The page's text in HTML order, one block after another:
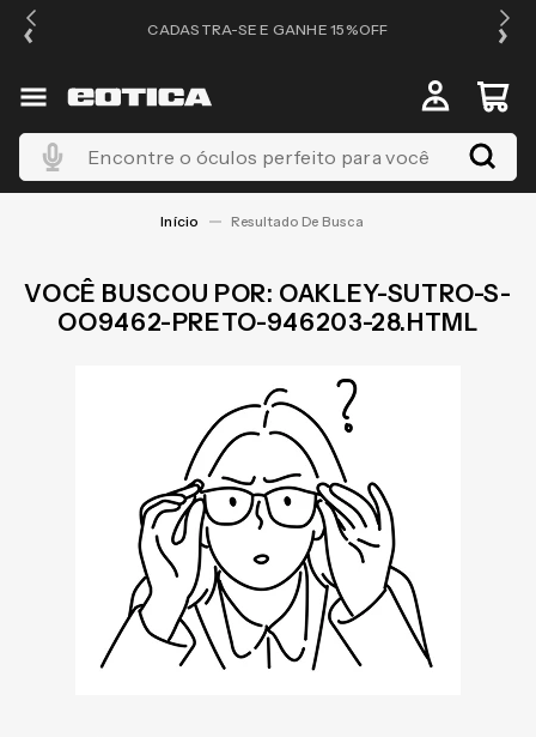
CADASTRA-SE E GANHE 15%OFF
Encontre o óculos perfeito para você
OAKLEY-SUTRO-S-
OO9462-PRETO-946203-28.HTML